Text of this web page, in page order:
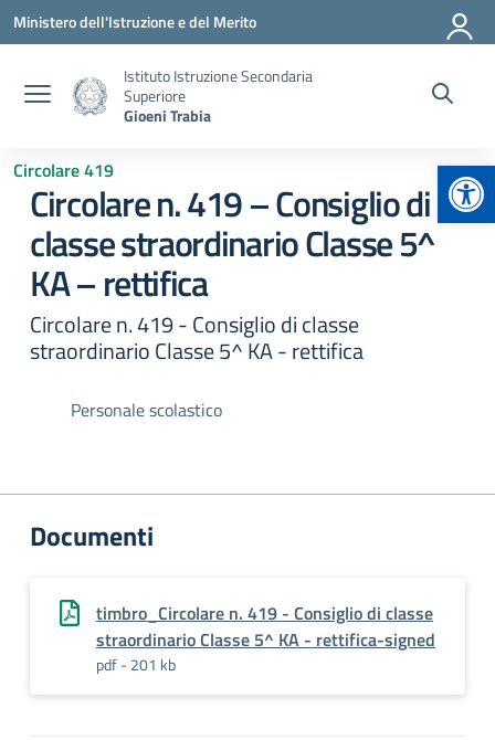
Vai ai contenuti
Vai al menu di navigazione
Vai al footer
Ministero dell'Istruzione e del Merito
Istituto Istruzione Secondaria
Superiore
Gioeni Trabia
Circolare 419
Circolare n. 419 – Consiglio di
classe straordinario Classe 5^
KA – rettifica
Circolare n. 419 - Consiglio di classe
straordinario Classe 5^ KA - rettifica
Personale scolastico
Documenti
timbro_Circolare n. 419 - Consiglio di classe
straordinario Classe 5^ KA - rettifica-signed
pdf - 201 kb